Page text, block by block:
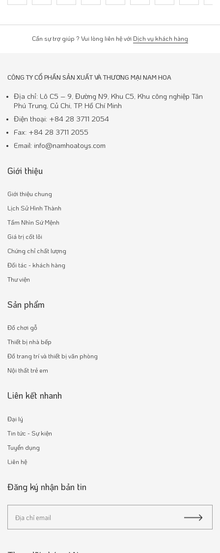
Cần sự trợ giúp ? Vui lòng liên hệ với Dịch vụ khách hàng
CÔNG TY CỔ PHẦN SẢN XUẤT VÀ THƯƠNG MẠI NAM HOA
Địa chỉ: Lô C5 – 9, Đường N9, Khu C5, Khu công nghiệp Tân
Phú Trung, Củ Chi, TP. Hồ Chí Minh
Điện thoại: +84 28 3711 2054
Fax: +84 28 3711 2055
Email: info@namhoatoys.com
Giới thiệu
Giới thiệu chung
Lịch Sử Hình Thành
Tầm Nhìn Sứ Mệnh
Giá trị cốt lõi
Chứng chỉ chất lượng
Đối tác - khách hàng
Thư viện
Sản phẩm
Đồ chơi gỗ
Thiết bị nhà bếp
Đồ trang trí và thiết bị văn phòng
Nội thất trẻ em
Liên kết nhanh
Đại lý
Tin tức - Sự kiện
Tuyển dụng
Liên hệ
Đăng ký nhận bản tin